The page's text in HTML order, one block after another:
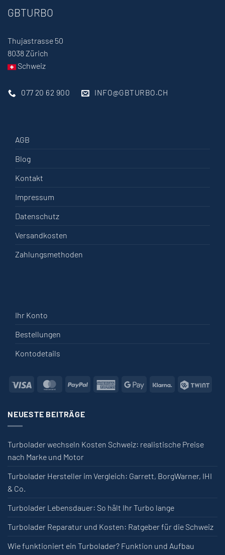
GBTURBO
Thujastrasse 50
8038 Zürich
Schweiz
077 20 62 900 INFO@GBTURBO.CH
AGB
Blog
Kontakt
Impressum
Datenschutz
Versandkosten
Zahlungsmethoden
Ihr Konto
Bestellungen
Kontodetails
Visa MasterCardPayPal
AmericanGoogle
Klarna
NEUESTE BEITRÄGE
Turbolader wechseln Kosten Schweiz: realistische Preise
nach Marke und Motor
Turbolader Hersteller im Vergleich: Garrett, BorgWarner, IHI
& Co.
Turbolader Lebensdauer: So hält Ihr Turbo lange
Turbolader Reparatur und Kosten: Ratgeber für die Schweiz
Wie funktioniert ein Turbolader? Funktion und Aufbau